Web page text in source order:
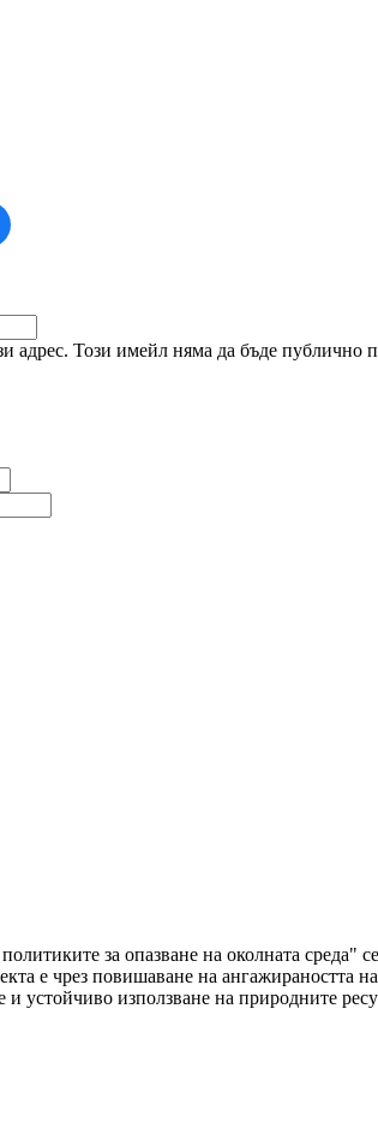
Този имейл няма да бъде публично
за опазване на околната
е чрез повишаване на ангажираността
устойчиво използване на природните